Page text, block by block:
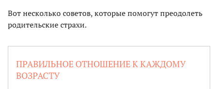
Вот несколько советов, которые помогут преодолеть
родительские страхи.
ПРАВИЛЬНОЕ ОТНОШЕНИЕ К КАЖДОМУ
ВОЗРАСТУ